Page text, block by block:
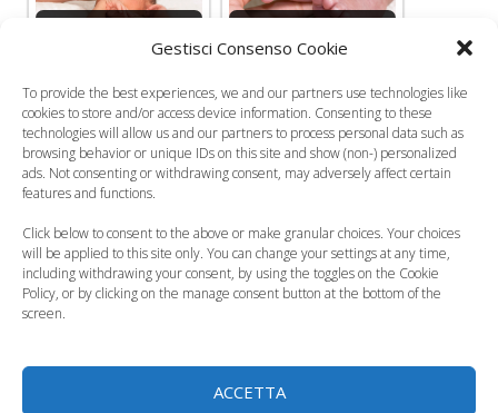
Gestisci Consenso Cookie
To provide the best experiences, we and our partners use technologies like
cookies to store and/or access device information. Consenting to these
technologies will allow us and our partners to process personal data such as
browsing behavior or unique IDs on this site and show (non-) personalized
ads. Not consenting or withdrawing consent, may adversely affect certain
features and functions.
Click below to consent to the above or make granular choices. Your choices
will be applied to this site only. You can change your settings at any time,
including withdrawing your consent, by using the toggles on the Cookie
Policy, or by clicking on the manage consent button at the bottom of the
screen.
ACCETTA
possono avere
una minivite per
storia del piccolo
Federico e dei…
redatto il primo
modello di…
Tag
bambini prematuri,neonati prematuri,prematuri
Infezioni urinarie ricorrenti nel bambino